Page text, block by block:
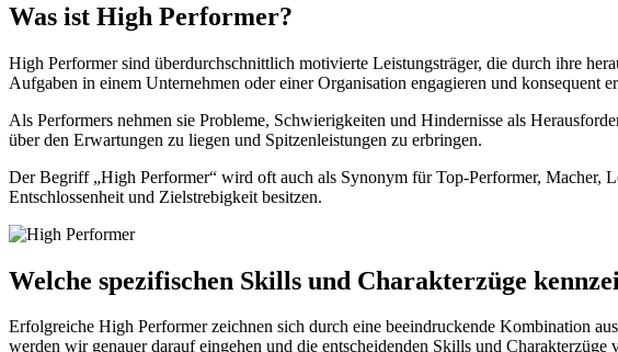
Was ist High Performer?
High Performer sind überdurchschnittlich motivierte Leistungsträger, die durch ihre
Aufgaben in einem Unternehmen oder einer Organisation engagieren und konsequent
Als Performers nehmen sie Probleme, Schwierigkeiten und Hindernisse als
über den Erwartungen zu liegen und Spitzenleistungen zu erbringen.
Der Begriff „High Performer“ wird oft auch als Synonym für Top-Performer, Macher,
Entschlossenheit und Zielstrebigkeit besitzen.
Welche spezifischen Skills und Charakterzüge
Erfolgreiche High Performer zeichnen sich durch eine beeindruckende Kombination
werden wir genauer darauf eingehen und die entscheidenden Skills und